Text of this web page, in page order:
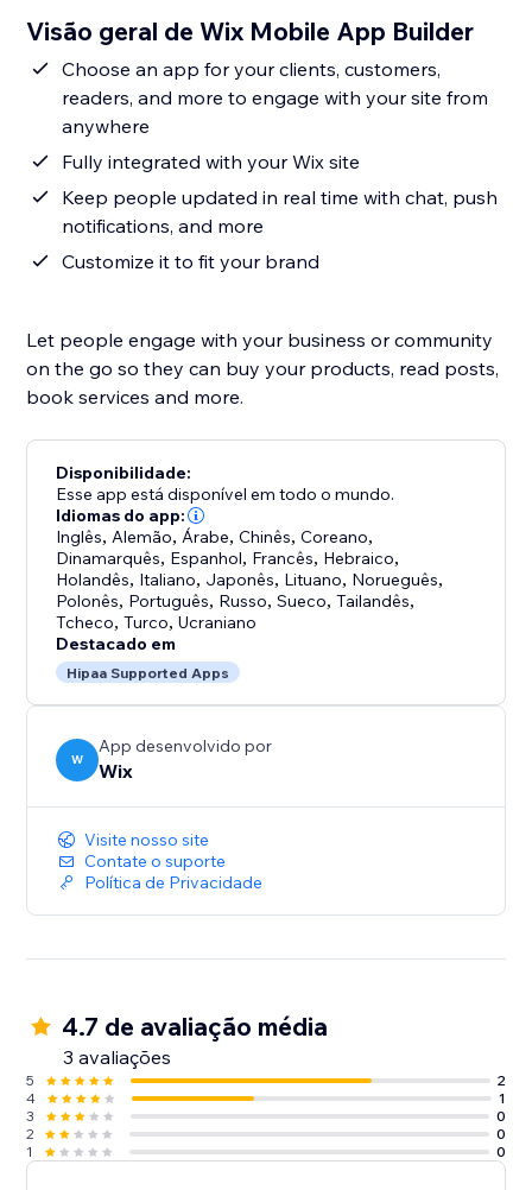
Visão geral de Wix Mobile App Builder
Choose an app for your clients, customers,
readers, and more to engage with your site from
anywhere
Fully integrated with your Wix site
Keep people updated in real time with chat, push
notifications, and more
Customize it to fit your brand
Let people engage with your business or community
on the go so they can buy your products, read posts,
book services and more.
Disponibilidade:
Esse app está disponível em todo o mundo.
Idiomas do app:
Inglês, Alemão, Árabe,Chinês,Coreano,
Dinamarquês, Espanhol, Francês, Hebraico,
Holandês, Italiano, Japonês, Lituano, Norueguês,
Polonês, Português, Russo,Sueco,Tailandês,
Tcheco,Turco,Ucraniano
Destacado em
Hipaa Supported Apps
W
App desenvolvido por
Wix
Visite nosso site
Contate o suporte
Política de Privacidade
4.7 de avaliação média
3 avaliações
5
2
4
1
3
0
2
0
1
0